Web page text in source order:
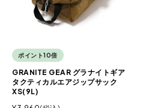
ポイント10倍
GRANITE GEAR グラナイトギア
タクティカルエアジップサック
XS(9L)